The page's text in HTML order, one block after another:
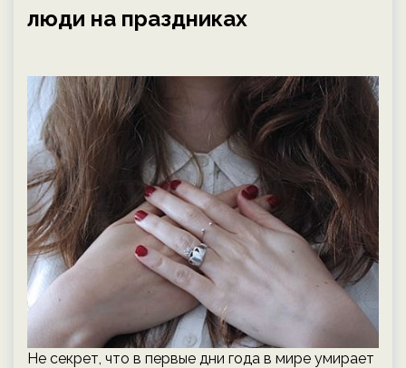
люди на праздниках
Не секрет, что в первые дни года в мире умирает